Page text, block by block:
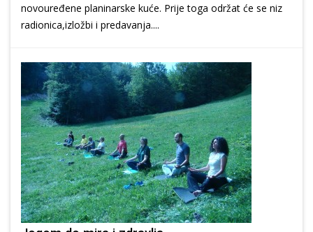
novouređene planinarske kuće. Prije toga održat će se niz
radionica,izložbi i predavanja....